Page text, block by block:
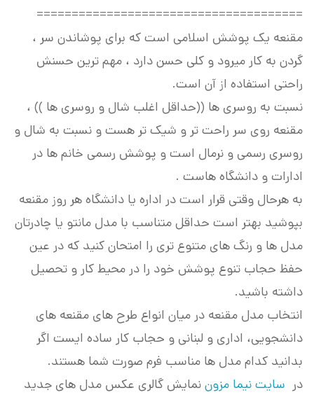
======================================
مقنعه یک پوشش اسلامی است که برای پوشاندن سر ،
گردن به کار میرود و کلی حسن دارد ، مهم ترین حسنش
راحتی استفاده از آن است.
نسبت به روسری ها ((حداقل اغلب شال و روسری ها )) ،
مقنعه روی سر راحت تر و شیک تر هست و نسبت به شال و
روسری رسمی و نرمال است و پوشش رسمی خانم ها در
ادارات و دانشگاه هاست .
به هرحال وقتی قرار است در اداره یا دانشگاه هر روز مقنعه
بپوشید بهتر است حداقل متناسب با مدل مانتو یا چادرتان
مدل ها و رنگ های متنوع تری را امتحان کنید که در عین
حفظ حجاب تنوع پوشش خود را در محیط کار و تحصیل
داشته باشید.
انتخاب مدل مقنعه در میان انواع طرح های مقنعه های
دانشجویی، اداری و لبنانی و حجاب کار ساده ایست اگر
بدانید کدام مدل ها مناسب فرم صورت شما هستند.
در سایت نیما مزوننمایش گالری عکس مدل های جدید